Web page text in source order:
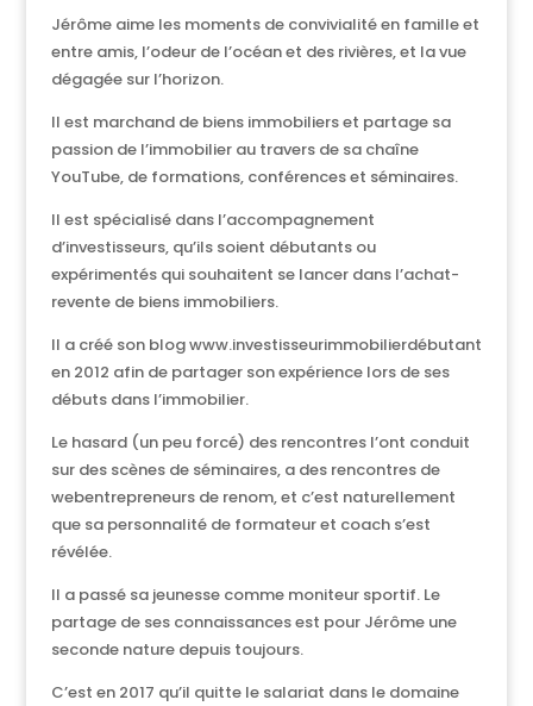
Jérôme aime les moments de convivialité en famille et
entre amis, l’odeur de l’océan et des rivières, et la vue
dégagée sur l’horizon.
Il est marchand de biens immobiliers et partage sa
passion de l’immobilier au travers de sa chaîne
YouTube, de formations, conférences et séminaires.
Il est spécialisé dans l’accompagnement
d’investisseurs, qu’ils soient débutants ou
expérimentés qui souhaitent se lancer dans l’achat-
revente de biens immobiliers.
Il a créé son blog www.investisseurimmobilierdébutant
en 2012 afin de partager son expérience lors de ses
débuts dans l’immobilier.
Le hasard (un peu forcé) des rencontres l’ont conduit
sur des scènes de séminaires, a des rencontres de
webentrepreneurs de renom, et c’est naturellement
que sa personnalité de formateur et coach s’est
révélée.
Il a passé sa jeunesse comme moniteur sportif. Le
partage de ses connaissances est pour Jérôme une
seconde nature depuis toujours.
C’est en 2017 qu’il quitte le salariat dans le domaine